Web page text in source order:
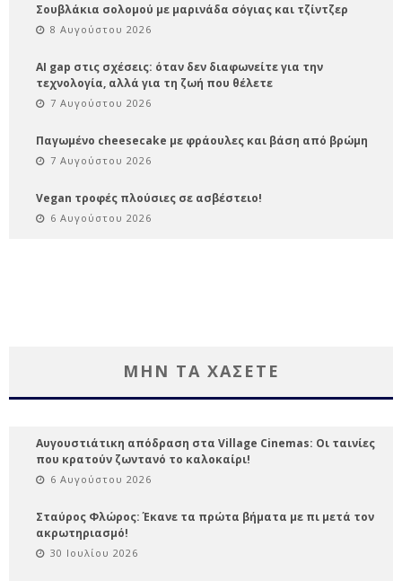
Σουβλάκια σολομού με μαρινάδα σόγιας και τζίντζερ
8 Αυγούστου 2026
AI gap στις σχέσεις: όταν δεν διαφωνείτε για την
τεχνολογία, αλλά για τη ζωή που θέλετε
7 Αυγούστου 2026
Παγωμένο cheesecake με φράουλες και βάση από βρώμη
7 Αυγούστου 2026
Vegan τροφές πλούσιες σε ασβέστειο!
6 Αυγούστου 2026
ΜΗΝ ΤΑ ΧΑΣΕΤΕ
Αυγουστιάτικη απόδραση στα Village Cinemas: Οι ταινίες
που κρατούν ζωντανό το καλοκαίρι!
6 Αυγούστου 2026
Σταύρος Φλώρος: Έκανε τα πρώτα βήματα με πι μετά τον
ακρωτηριασμό!
30 Ιουλίου 2026